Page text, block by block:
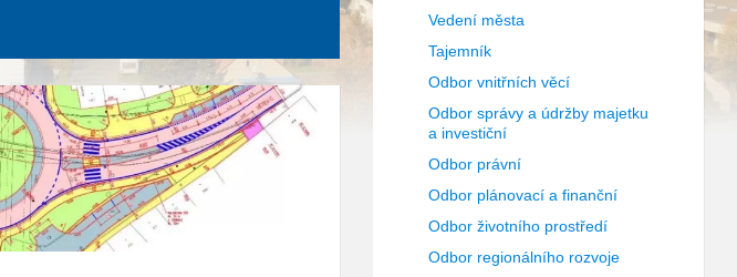
Vedení města
Tajemník
Odbor vnitřních věcí
Odbor správy a údržby majetku
a investiční
Odbor právní
Odbor plánovací a finanční
Odbor životního prostředí
Odbor regionálního rozvoje